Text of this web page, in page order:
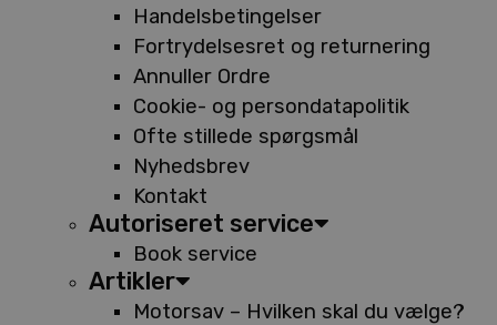
Handelsbetingelser
Fortrydelsesret og returnering
Annuller Ordre
Cookie- og persondatapolitik
Ofte stillede spørgsmål
Nyhedsbrev
Kontakt
Autoriseret service
Book service
Artikler
Motorsav – Hvilken skal du vælge?